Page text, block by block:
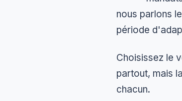
nous parlons
période
Choisissez le
partout, mais
chacun.